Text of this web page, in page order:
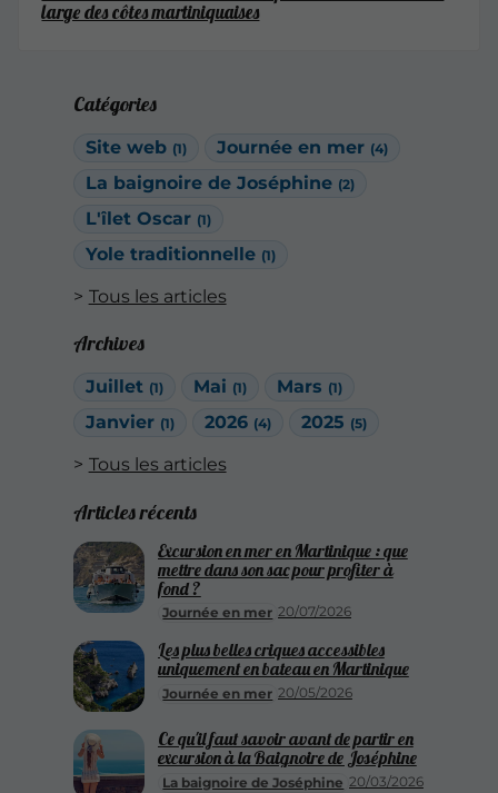
Catégories
Site web (1) Journée en mer (4)
La baignoire de Joséphine (2)
L'îlet Oscar (1)
Yole traditionnelle (1)
Tous les articles
Archives
Juillet (1) Mai (1) Mars (1)
Janvier (1) 2026 (4) 2025 (5)
Tous les articles
Articles récents
Journée en mer 20/07/2026
Excursion en mer en Martinique : que
mettre dans son sac pour profiter à
fond ?
Journée en mer 20/05/2026
Les plus belles criques accessibles
uniquement en bateau en Martinique
La baignoire de Joséphine 20/03/2026
Ce qu'il faut savoir avant de partir en
excursion à la Baignoire de Joséphine
large des côtes martiniquaises